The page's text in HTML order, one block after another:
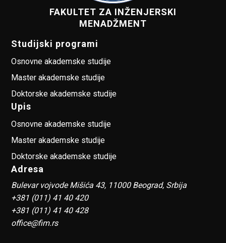
FAKULTET ZA INŽENJERSKI
MENADŽMENT
Studijski programi
Osnovne akademske studije
Master akademske studije
Doktorske akademske studije
Upis
Osnovne akademske studije
Master akademske studije
Doktorske akademske studije
Adresa
Bulevar vojvode Mišića 43, 11000 Beograd, Srbija
+381 (011) 41 40 420
+381 (011) 41 40 428
office@fim.rs